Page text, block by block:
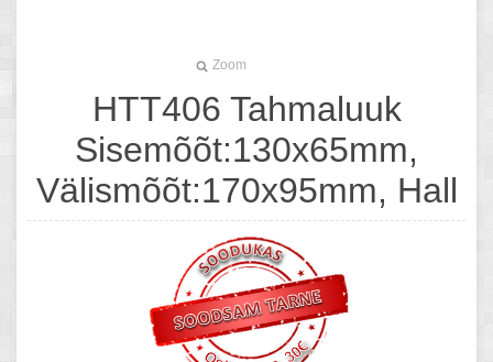
Zoom
HTT406 Tahmaluuk
Sisemõõt:130x65mm,
Välismõõt:170x95mm, Hall